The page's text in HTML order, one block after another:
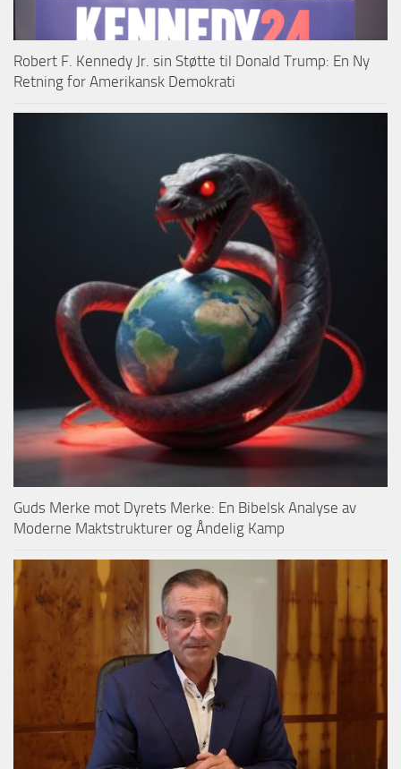
Robert F. Kennedy Jr. sin Støtte til Donald Trump: En Ny
Retning for Amerikansk Demokrati
Guds Merke mot Dyrets Merke: En Bibelsk Analyse av
Moderne Maktstrukturer og Åndelig Kamp